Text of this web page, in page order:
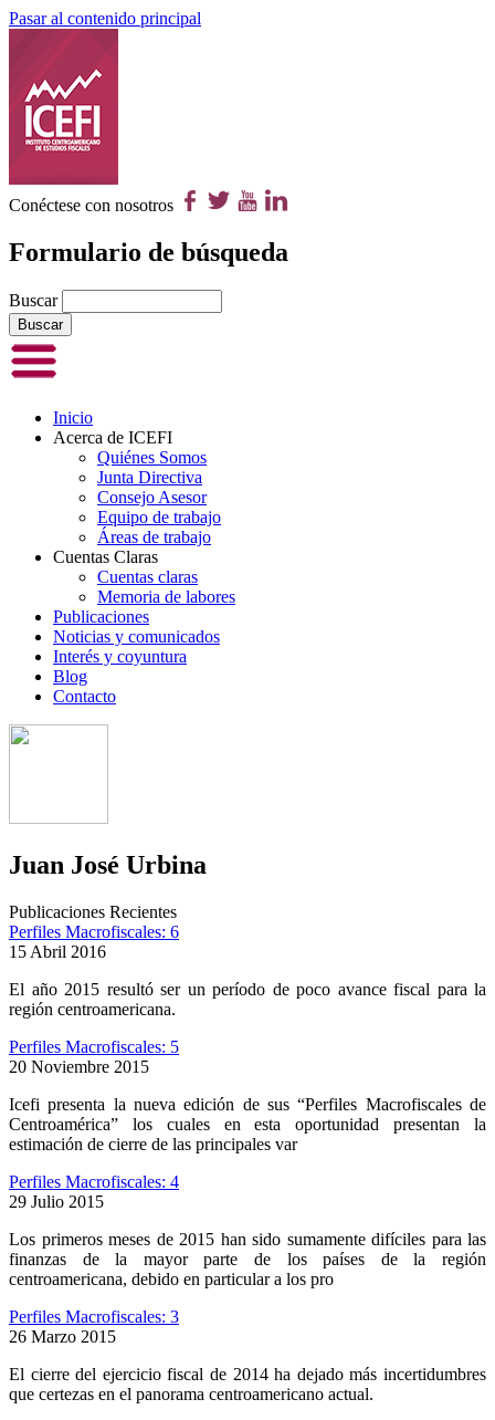
Pasar al contenido principal
Conéctese con nosotros
Formulario de búsqueda
Buscar
Inicio
Acerca de ICEFI
Quiénes Somos
Junta Directiva
Consejo Asesor
Equipo de trabajo
Áreas de trabajo
Cuentas Claras
Cuentas claras
Memoria de labores
Publicaciones
Noticias y comunicados
Interés y coyuntura
Blog
Contacto
Juan José Urbina
Publicaciones Recientes
Perfiles Macrofiscales: 6
15 Abril 2016
El año 2015 resultó ser un período de poco avance fiscal para la
región centroamericana.
Perfiles Macrofiscales: 5
20 Noviembre 2015
Icefi presenta la nueva edición de sus “Perfiles Macrofiscales de
Centroamérica” los cuales en esta oportunidad presentan la
estimación de cierre de las principales var
Perfiles Macrofiscales: 4
29 Julio 2015
Los primeros meses de 2015 han sido sumamente difíciles para las
finanzas de la mayor parte de los países de la región
centroamericana, debido en particular a los pro
Perfiles Macrofiscales: 3
26 Marzo 2015
El cierre del ejercicio fiscal de 2014 ha dejado más incertidumbres
que certezas en el panorama centroamericano actual.